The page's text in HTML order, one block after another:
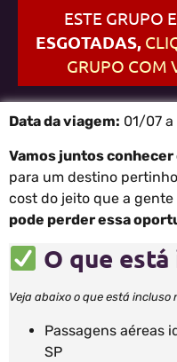
ESTE GRUPO
ESGOTADAS,
GRUPO COM
Data da viagem: 01/07
Vamos juntos conhecer
para um destino
cost do jeito que a
pode perder essa
O que está
Veja abaixo o que está incluso
Passagens aéreas
SP